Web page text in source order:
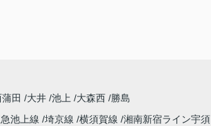
田 大井 池上 大森西
勝島
池上線 埼京線 横須賀線 湘南新宿ライン宇須